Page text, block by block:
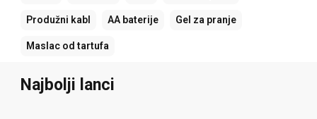
Produžni kabl AA baterije Gel za pranje
Maslac od tartufa
Najbolji lanci